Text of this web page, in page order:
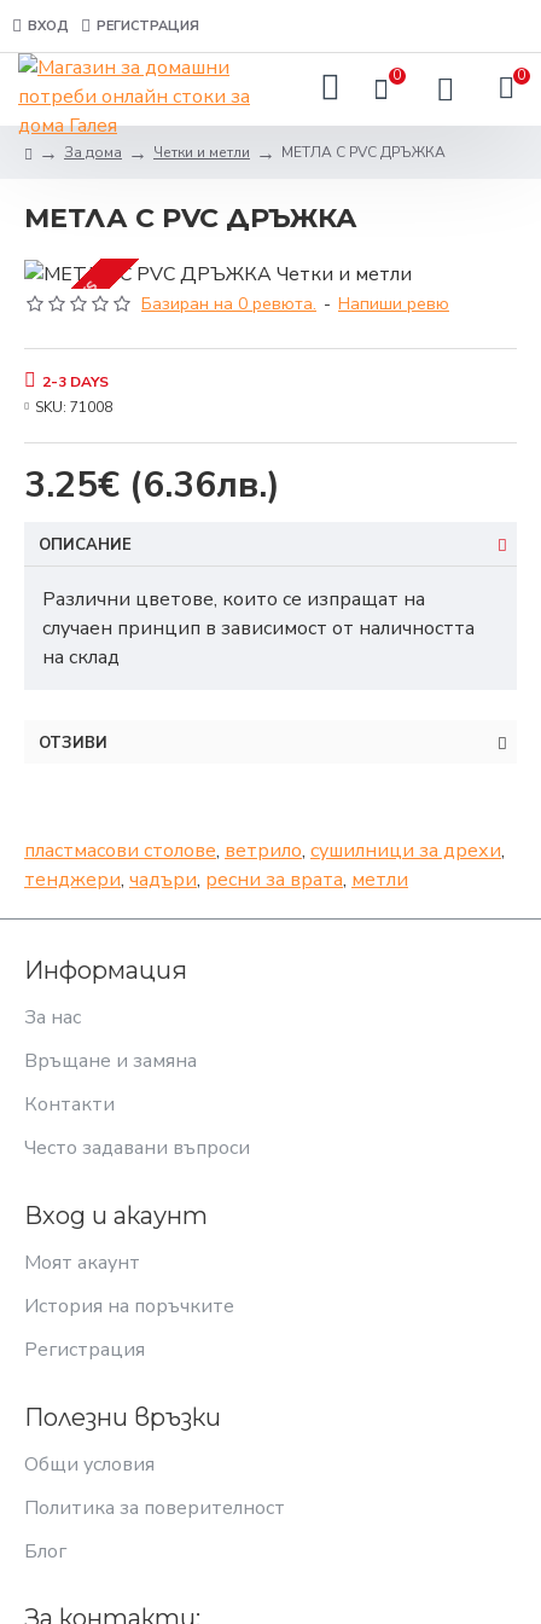
ВХОД РЕГИСТРАЦИЯ
0 0
За дома Четки и метли МЕТЛА С PVC ДРЪЖКА
МЕТЛА С PVC ДРЪЖКА
2-3 DAYS Базиран на 0 ревюта. - Напиши ревю
3.25€ (6.36лв.)
2-3 DAYS
SKU: 71008
ОПИСАНИЕ
Различни цветове, които се изпращат на
случаен принцип в зависимост от наличността
на склад
ОТЗИВИ
пластмасови столове, ветрило, сушилници за дрехи,
тенджери, чадъри, ресни за врата, метли
Информация
За нас
Връщане и замяна
Контакти
Често задавани въпроси
Вход и акаунт
Моят акаунт
История на поръчките
Регистрация
Полезни връзки
Общи условия
Политика за поверителност
Блог
За контакти: